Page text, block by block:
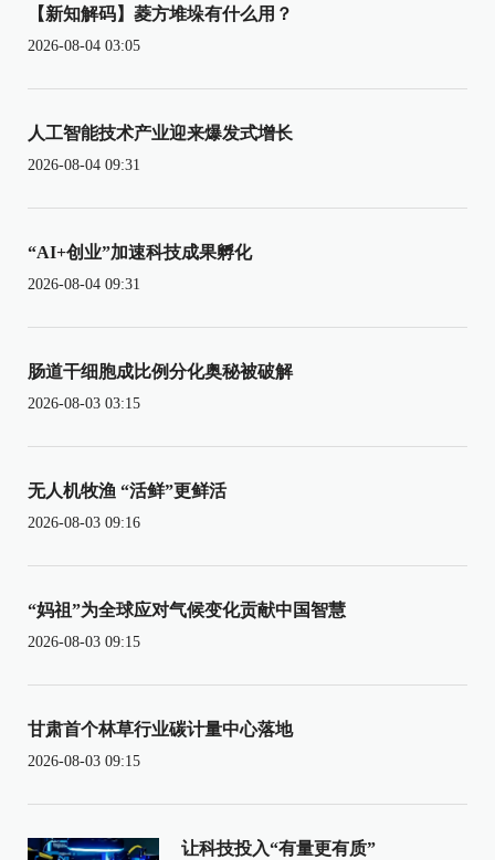
【新知解码】菱方堆垛有什么用？
2026-08-04 03:05
人工智能技术产业迎来爆发式增长
2026-08-04 09:31
“AI+创业”加速科技成果孵化
2026-08-04 09:31
肠道干细胞成比例分化奥秘被破解
2026-08-03 03:15
无人机牧渔 “活鲜”更鲜活
2026-08-03 09:16
“妈祖”为全球应对气候变化贡献中国智慧
2026-08-03 09:15
甘肃首个林草行业碳计量中心落地
2026-08-03 09:15
让科技投入“有量更有质”